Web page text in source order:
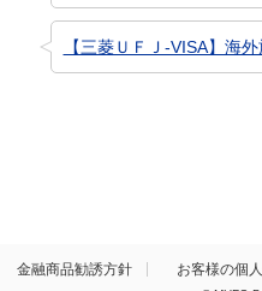
【三菱ＵＦＪ-VISA】海
金融商品勧誘方針 お客様の個